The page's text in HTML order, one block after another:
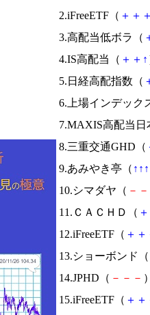
2.iFreeETF（ ＋ ＋
3.高配当低ボラ（
4.IS高配当（ ＋ ＋ ↑
5.日経高配指数（
6.上場インデック
7.MAXIS高配当
8.三重交通GHD（
9.あみやき亭（ ↑ ↑ ↑
10.シマダヤ（ － －
11.ＣＡＣＨＤ（ ＋
12.iFreeETF（ ＋ ＋
13.ショーボンド（
14.JPHD（ － － －
15.iFreeETF（ ＋ ＋